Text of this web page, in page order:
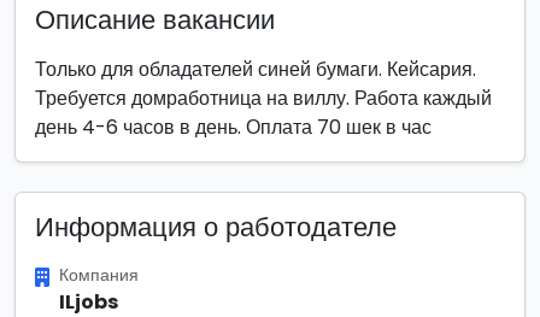
Описание вакансии
Только для обладателей синей бумаги. Кейсария.
Требуется домработница на виллу. Работа каждый
день 4-6 часов в день. Оплата 70 шек в час
Информация о работодателе
Компания
ILjobs